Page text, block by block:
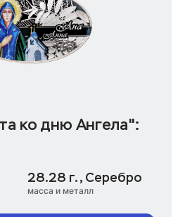
ко дню Ангела":
28.28 г., Серебро
масса и металл